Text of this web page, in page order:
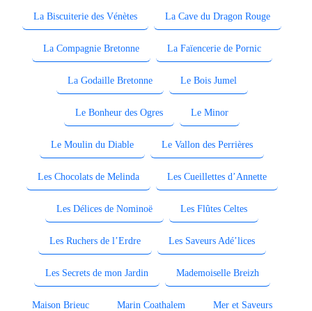
La Biscuiterie des Vénètes La Cave du Dragon Rouge
La Compagnie Bretonne La Faïencerie de Pornic
La Godaille Bretonne Le Bois Jumel
Le Bonheur des Ogres Le Minor
Le Moulin du Diable Le Vallon des Perrières
Les Chocolats de Melinda Les Cueillettes d’Annette
Les Délices de Nominoë Les Flûtes Celtes
Les Ruchers de l’Erdre Les Saveurs Adé’lices
Les Secrets de mon Jardin Mademoiselle Breizh
Maison Brieuc Marin Coathalem Mer et Saveurs